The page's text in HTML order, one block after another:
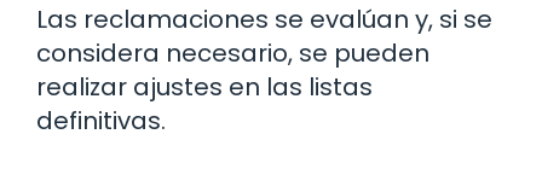
Las reclamaciones se evalúan y, si se
considera necesario, se pueden
realizar ajustes en las listas
definitivas.